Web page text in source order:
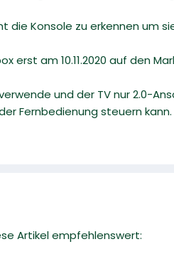
Konsole zu erkennen um
am 10.11.2020 auf den
und der TV nur 2.0-
Fernbedienung steuern kann.
Artikel empfehlenswert: